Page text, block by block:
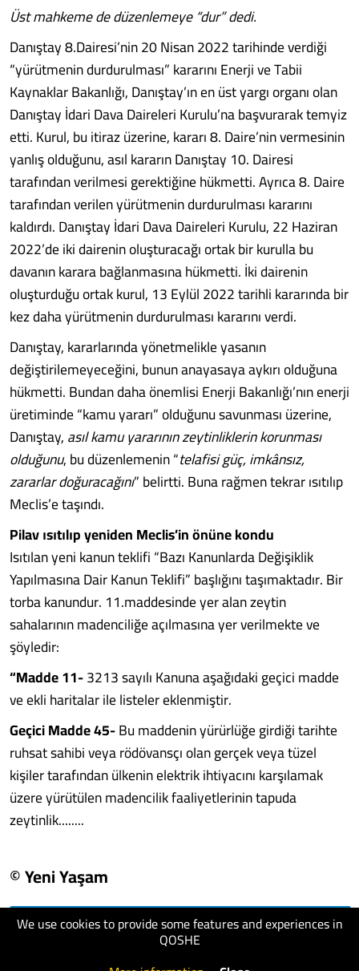
We use cookies to provide some features and experiences in
QOSHE
Üst mahkeme de düzenlemeye “dur” dedi.
Danıştay 8.Dairesi’nin 20 Nisan 2022 tarihinde verdiği
“yürütmenin durdurulması” kararını Enerji ve Tabii
Kaynaklar Bakanlığı, Danıştay’ın en üst yargı organı olan
Danıştay İdari Dava Daireleri Kurulu’na başvurarak temyiz
etti. Kurul, bu itiraz üzerine, kararı 8. Daire’nin vermesinin
yanlış olduğunu, asıl kararın Danıştay 10. Dairesi
tarafından verilmesi gerektiğine hükmetti. Ayrıca 8. Daire
tarafından verilen yürütmenin durdurulması kararını
kaldırdı. Danıştay İdari Dava Daireleri Kurulu, 22 Haziran
2022’de iki dairenin oluşturacağı ortak bir kurulla bu
davanın karara bağlanmasına hükmetti. İki dairenin
oluşturduğu ortak kurul, 13 Eylül 2022 tarihli kararında bir
kez daha yürütmenin durdurulması kararını verdi.
Danıştay, kararlarında yönetmelikle yasanın
değiştirilemeyeceğini, bunun anayasaya aykırı olduğuna
hükmetti. Bundan daha önemlisi Enerji Bakanlığı’nın enerji
üretiminde “kamu yararı” olduğunu savunması üzerine,
Danıştay,asıl kamu yararının zeytinliklerin korunması
olduğunu, bu düzenlemenin “telafisi güç, imkânsız,
zararlar doğuracağını” belirtti. Buna rağmen tekrar ısıtılıp
Meclis’e taşındı.
Pilav ısıtılıp yeniden Meclis’in önüne kondu
Isıtılan yeni kanun teklifi “Bazı Kanunlarda Değişiklik
Yapılmasına Dair Kanun Teklifi” başlığını taşımaktadır. Bir
torba kanundur. 11.maddesinde yer alan zeytin
sahalarının madenciliğe açılmasına yer verilmekte ve
şöyledir:
“Madde 11-3213 sayılı Kanuna aşağıdaki geçici madde
ve ekli haritalar ile listeler eklenmiştir.
Geçici Madde 45-Bu maddenin yürürlüğe girdiği tarihte
ruhsat sahibi veya rödövansçı olan gerçek veya tüzel
kişiler tarafından ülkenin elektrik ihtiyacını karşılamak
üzere yürütülen madencilik faaliyetlerinin tapuda
zeytinlik........
© Yeni Yaşam
visit website